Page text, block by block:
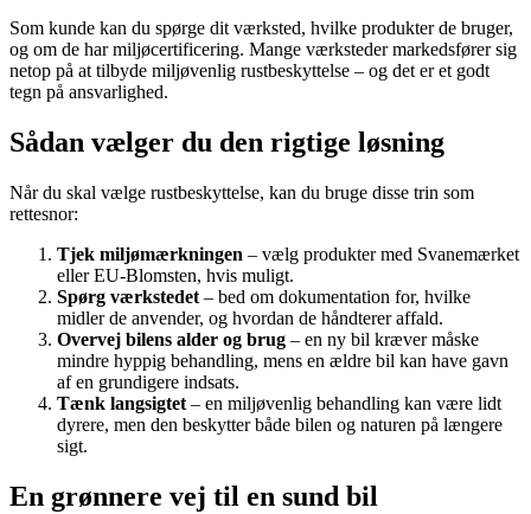
Som kunde kan du spørge dit værksted, hvilke produkter de bruger,
og om de har miljøcertificering. Mange værksteder markedsfører sig
netop på at tilbyde miljøvenlig rustbeskyttelse – og det er et godt
tegn på ansvarlighed.
Sådan vælger du den rigtige løsning
Når du skal vælge rustbeskyttelse, kan du bruge disse trin som
rettesnor:
Tjek miljømærkningen – vælg produkter med Svanemærket
eller EU-Blomsten, hvis muligt.
Spørg værkstedet – bed om dokumentation for, hvilke
midler de anvender, og hvordan de håndterer affald.
Overvej bilens alder og brug – en ny bil kræver måske
mindre hyppig behandling, mens en ældre bil kan have gavn
af en grundigere indsats.
Tænk langsigtet – en miljøvenlig behandling kan være lidt
dyrere, men den beskytter både bilen og naturen på længere
sigt.
En grønnere vej til en sund bil